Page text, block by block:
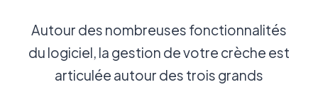
Autour des nombreuses fonctionnalités
du logiciel, la gestion de votre crèche est
articulée autour des trois grands